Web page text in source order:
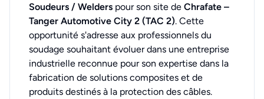
Soudeurs / Welders pour son site de Chrafate –
Tanger Automotive City 2 (TAC 2). Cette
opportunité s'adresse aux professionnels du
soudage souhaitant évoluer dans une entreprise
industrielle reconnue pour son expertise dans la
fabrication de solutions composites et de
produits destinés à la protection des câbles.